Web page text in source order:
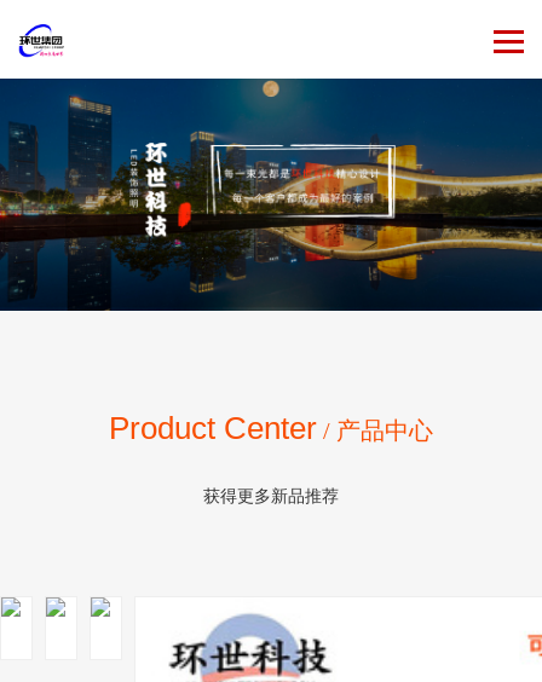
Product Center / 产品中心
获得更多新品推荐